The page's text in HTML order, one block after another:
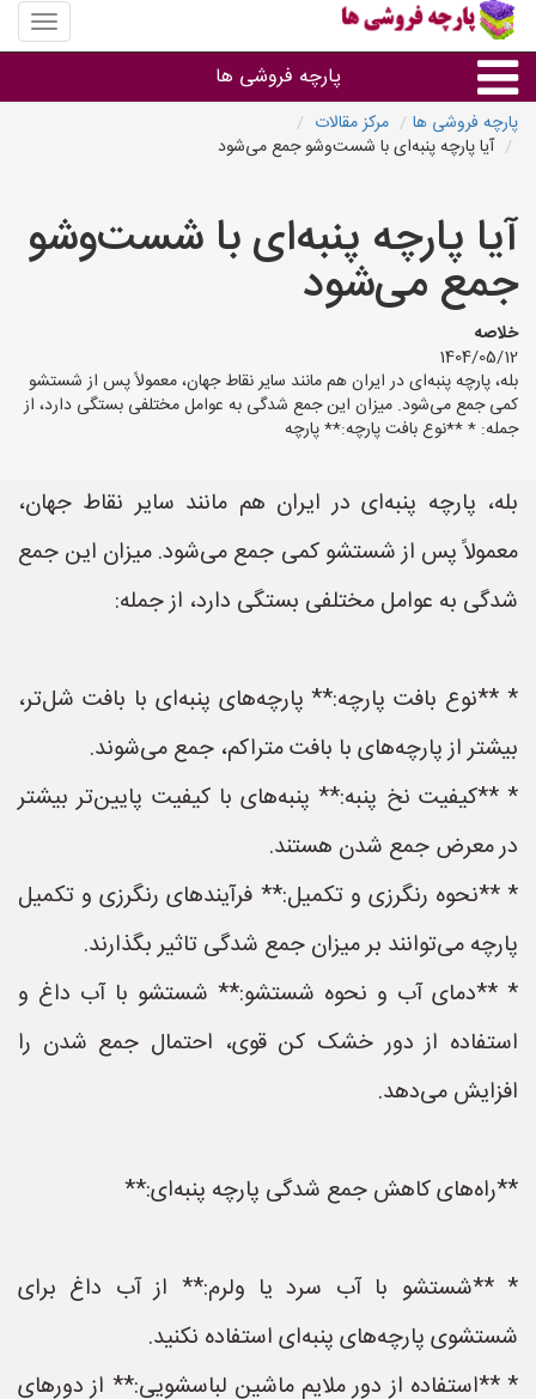
منوی
سایت
فروشی
پارچه فروشی ها
پارچه براساس جنس
پارچه براساس رنگ طرح و کاربرد
پارچه فروشی های هر شهر
پارچه فروشی ها
مرکز مقالات
آیا پارچه پنبه‌ای با شست‌وشو جمع می‌شود
آیا پارچه پنبه‌ای با شست‌وشو
جمع می‌شود
خلاصه
1404/05/12
بله، پارچه پنبه‌ای در ایران هم مانند سایر نقاط جهان، معمولاً پس از شستشو
کمی جمع می‌شود. میزان این جمع شدگی به عوامل مختلفی بستگی دارد، از
جمله: * **نوع بافت پارچه:** پارچه‌
بله، پارچه پنبه‌ای در ایران هم مانند سایر نقاط جهان،
معمولاً پس از شستشو کمی جمع می‌شود. میزان این جمع
شدگی به عوامل مختلفی بستگی دارد، از جمله:
* **نوع بافت پارچه:** پارچه‌های پنبه‌ای با بافت شل‌تر،
بیشتر از پارچه‌های با بافت متراکم، جمع می‌شوند.
* **کیفیت نخ پنبه:** پنبه‌های با کیفیت پایین‌تر بیشتر
در معرض جمع شدن هستند.
* **نحوه رنگرزی و تکمیل:** فرآیندهای رنگرزی و تکمیل
پارچه می‌توانند بر میزان جمع شدگی تاثیر بگذارند.
* **دمای آب و نحوه شستشو:** شستشو با آب داغ و
استفاده از دور خشک کن قوی، احتمال جمع شدن را
افزایش می‌دهد.
**راه‌های کاهش جمع شدگی پارچه پنبه‌ای:**
* **شستشو با آب سرد یا ولرم:** از آب داغ برای
شستشوی پارچه‌های پنبه‌ای استفاده نکنید.
* **استفاده از دور ملایم ماشین لباسشویی:** از دورهای